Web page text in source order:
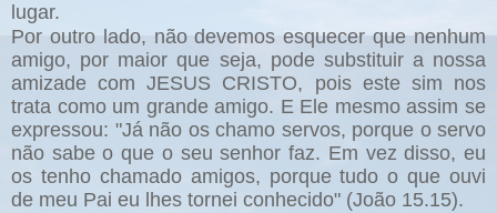
lugar.
Por outro lado, não devemos esquecer que nenhum
amigo, por maior que seja, pode substituir a nossa
amizade com JESUS CRISTO, pois este sim nos
trata como um grande amigo. E Ele mesmo assim se
expressou: "Já não os chamo servos, porque o servo
não sabe o que o seu senhor faz. Em vez disso, eu
os tenho chamado amigos, porque tudo o que ouvi
de meu Pai eu lhes tornei conhecido" (João 15.15).